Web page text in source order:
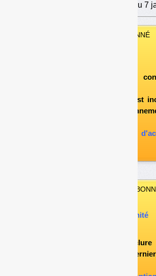
(article du 7
VOUS ÊTES ABONNÉ
après vous être
et si le document est
votre formule
souscrire à l'option
VOUS N’ÊTES PAS
acheter ce numéro à l’unité
possibilité
l'abonnement le